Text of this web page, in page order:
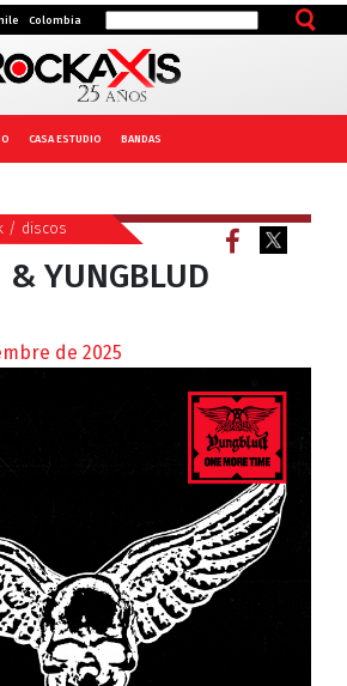
Colombia
CASA ESTUDIO BANDAS
/ discos
YUNGBLUD
de 2025